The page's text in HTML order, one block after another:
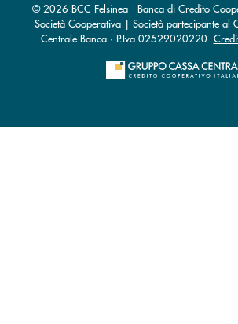
© 2026 BCC Felsinea - Banca di Credito
Società Cooperativa | Società partecipante al
Centrale Banca · P.Iva 02529020220